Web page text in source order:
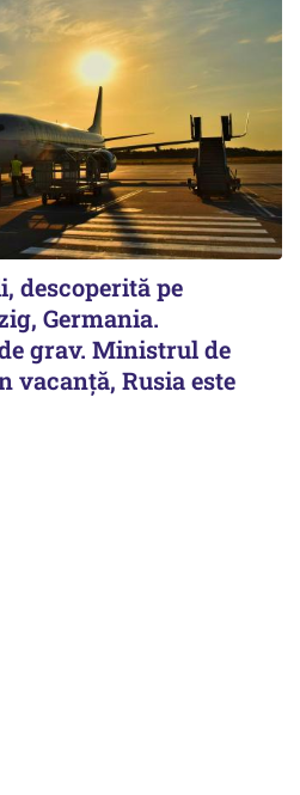
descoperită pe
Germania.
grav. Ministrul de
vacanță, Rusia este